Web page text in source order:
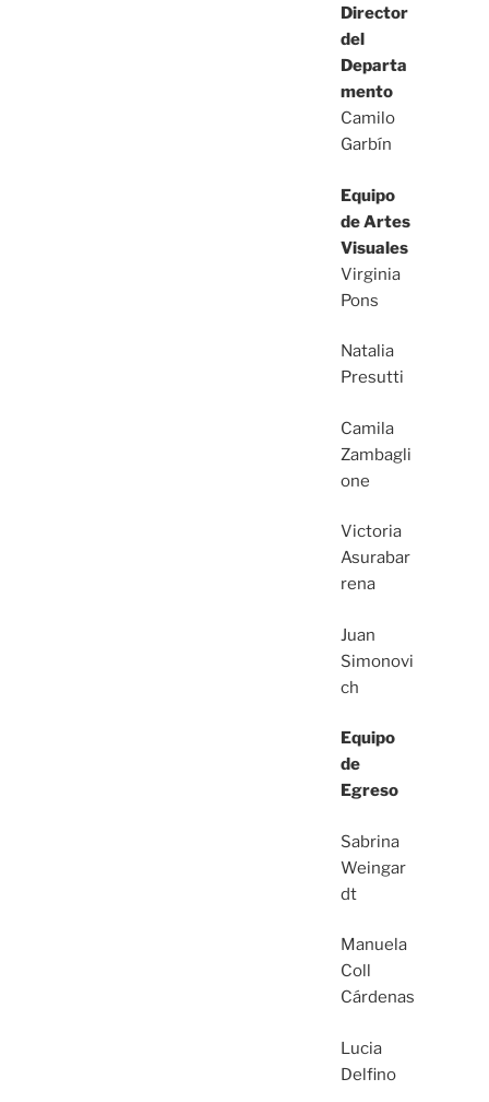
Director
del
Departa
mento
Camilo
Garbín
Equipo
de Artes
Visuales
Virginia
Pons
Natalia
Presutti
Camila
Zambagli
one
Victoria
Asurabar
rena
Juan
Simonovi
ch
Equipo
de
Egreso
Sabrina
Weingar
dt
Manuela
Coll
Cárdenas
Lucia
Delfino